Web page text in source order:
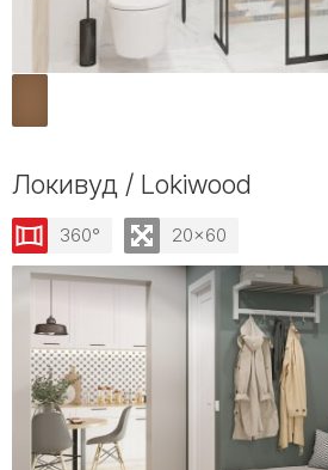
Локивуд / Lokiwood
360° 20x60